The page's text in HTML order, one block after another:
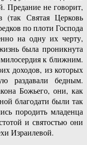
Предание не говорит,
(так Святая Церковь
по плоти Господа
на одну их черту,
была проникнута
к ближним.
доходов, из которых
раздавали бедным.
Божьего, они, как
благодати были так
породить младенца
и святостью они
Израилевой.